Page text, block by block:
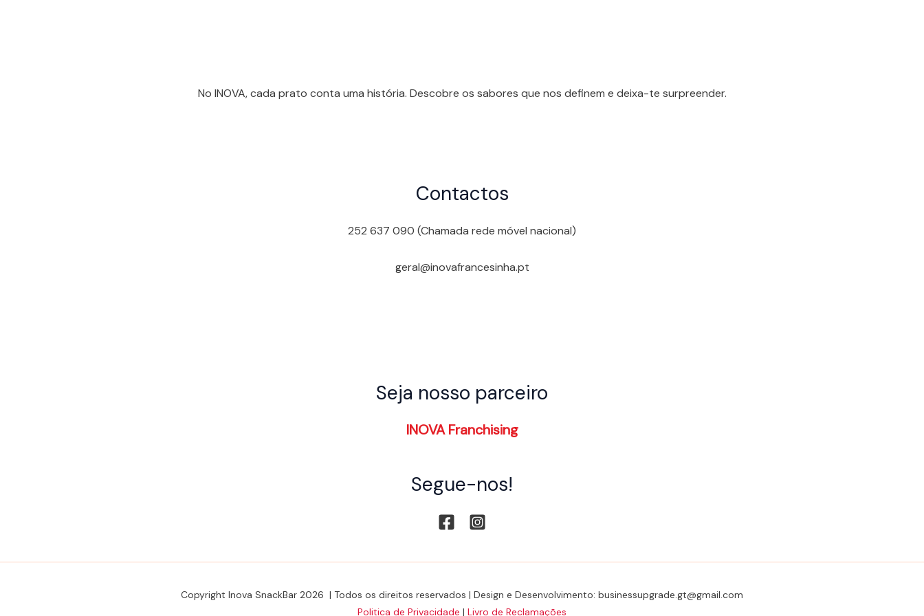
No INOVA, cada prato conta uma história. Descobre os sabores que nos definem e deixa-te surpreender.
Contactos
252 637 090 (Chamada rede móvel nacional)
geral@inovafrancesinha.pt
Seja nosso parceiro
INOVA Franchising
Segue-nos!
Copyright Inova SnackBar 2026 | Todos os direitos reservados | Design e Desenvolvimento: businessupgrade.gt@gmail.com
Politica de Privacidade | Livro de Reclamações